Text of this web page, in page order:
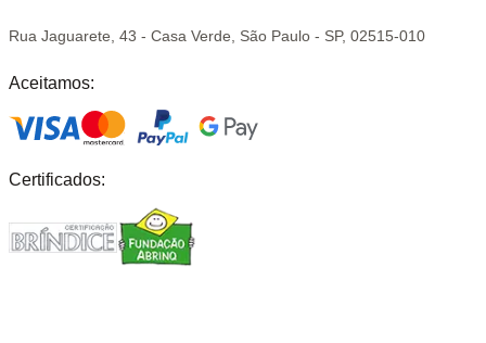
Rua Jaguarete, 43 - Casa Verde, São Paulo - SP, 02515-010
Aceitamos:
Certificados: